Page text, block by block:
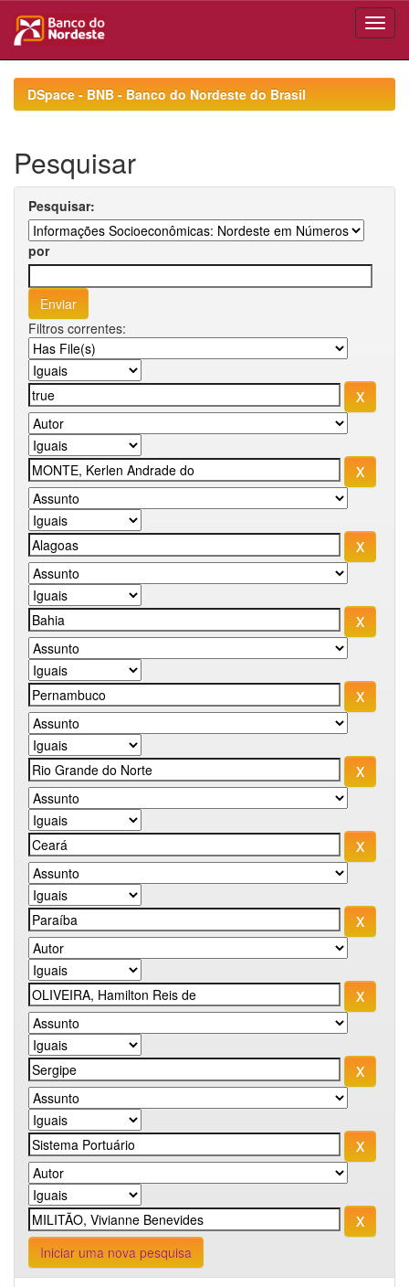
navigationDSpace - BNB - Banco do Nordeste do Brasil
Pesquisar
Pesquisar:
por
Filtros correntes:
Iniciar uma nova pesquisa